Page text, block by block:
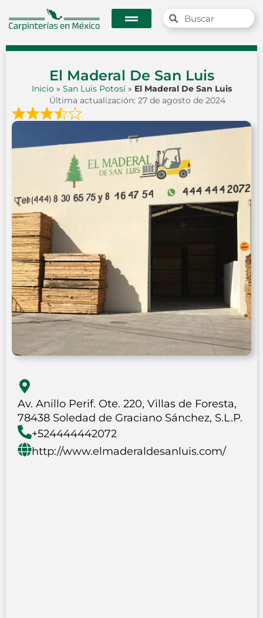
El Maderal De San Luis
Inicio» San Luis Potosí» El Maderal De San Luis
Última actualización: 27 de agosto de 2024
Av. Anillo Perif. Ote. 220, Villas de Foresta,
78438 Soledad de Graciano Sánchez, S.L.P.
+524444442072
http://www.elmaderaldesanluis.com/